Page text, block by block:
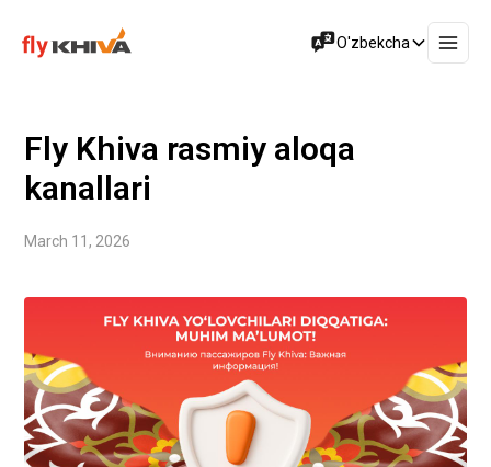
O'zbekcha
Fly Khiva rasmiy aloqa
kanallari
March 11, 2026